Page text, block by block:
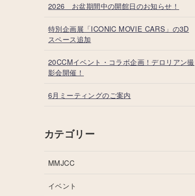
2026 お盆期間中の開館日のお知らせ！
特別企画展「ICONIC MOVIE CARS」の3D
スペース追加
20CCMイベント・コラボ企画！デロリアン撮
影会開催！
6月ミーティングのご案内
カテゴリー
MMJCC
イベント